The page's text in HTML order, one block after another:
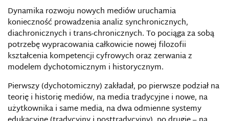
Dynamika rozwoju nowych mediów uruchamia
konieczność prowadzenia analiz synchronicznych,
diachronicznych i trans-chronicznych. To pociąga za sobą
potrzebę wypracowania całkowicie nowej filozofii
kształcenia kompetencji cyfrowych oraz zerwania z
modelem dychotomicznym i historycznym.
Pierwszy (dychotomiczny) zakładał, po pierwsze podział na
teorię i historię mediów, na media tradycyjne i nowe, na
użytkownika i same media, na dwa odmienne systemy